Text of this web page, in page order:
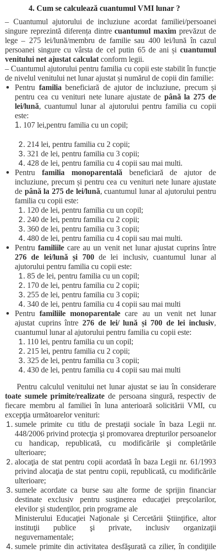
4. Cum se calculează cuantumul VMI lunar ?
– Cuantumul ajutorului de incluziune acordat familiei/persoanei
singure reprezintă diferența dintrecuantumul maxim prevăzut de
lege – 275 lei/lună/membru de familie sau 400 lei/lună în cazul
persoanei singure cu vârsta de cel putin 65 de ani și cuantumul
venitului net ajustat calculat conform legii.
– Cuantumul ajutorului pentru familia cu copii este stabilit în funcție
de nivelul venitului net lunar ajustat și numărul de copii din familie:
Pentru familia beneficiară de ajutor de incluziune, precum și
pentru cea cu venituri nete lunare ajustate de până la 275 de
lei/lună, cuantumul lunar al ajutorului pentru familia cu copii
este:
1. 107 lei,pentru familia cu un copil;
214 lei, pentru familia cu 2 copii;
321 de lei, pentru familia cu 3 copii;
428 de lei, pentru familia cu 4 copii sau mai multi.
Pentru familia monoparentală beneficiară de ajutor de
incluziune, precum și pentru cea cu venituri nete lunare ajustate
de până la 275 de lei/lună, cuantumul lunar al ajutorului pentru
familia cu copii este:
120 de lei, pentru familia cu un copil;
240 de lei, pentru familia cu 2 copii;
360 de lei, pentru familia cu 3 copii;
480 de lei, pentru familia cu 4 copii sau mai multi.
Pentrufamiliile care au un venit net lunar ajustat cuprins între
276 de lei/lună și 700de lei inclusiv, cuantumul lunar al
ajutorului pentru familia cu copii este:
85 de lei, pentru familia cu un copil;
170 de lei, pentru familia cu 2 copii;
255 de lei, pentru familia cu 3 copii;
340 de lei, pentru familia cu 4 copii sau mai multi
Pentrufamiliile monoparentale care au un venit net lunar
ajustat cuprins între276 de lei/ lună și 700 de lei inclusiv,
cuantumul lunar al ajutorului pentru familia cu copii este:
110 lei, pentru familia cu un copil;
215 lei, pentru familia cu 2 copii;
325 de lei, pentru familia cu 3 copii;
430 de lei, pentru familia cu 4 copii sau mai multi
Pentru calculul venitului net lunar ajustat se iau în considerare
toate sumele primite/realizate de persoana singură, respectiv de
fiecare membru al familiei în luna anterioară solicitării VMI, cu
excepţia următoarelor venituri:
sumele primite cu titlu de prestaţii sociale în baza Legii nr.
448/2006 privind protecţia şi promovarea drepturilor persoanelor
cu handicap, republicată, cu modificările şi completările
ulterioare;
alocaţia de stat pentru copii acordată în baza Legii nr. 61/1993
privind alocaţia de stat pentru copii, republicată, cu modificările
ulterioare;
sumele acordate ca burse sau alte forme de sprijin financiar
destinate exclusiv pentru susţinerea educaţiei preşcolarilor,
elevilor şi studenţilor, prin programe ale
Ministerului Educaţiei Naţionale şi Cercetării Ştiinţifice, altor
instituţii publice şi private, inclusiv organizaţii
neguvernamentale;
sumele primite din activitatea desfăşurată ca zilier, în condiţiile